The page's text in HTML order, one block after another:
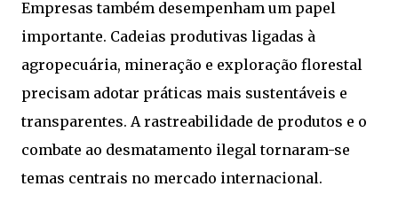
Empresas também desempenham um papel
importante. Cadeias produtivas ligadas à
agropecuária, mineração e exploração florestal
precisam adotar práticas mais sustentáveis e
transparentes. A rastreabilidade de produtos e o
combate ao desmatamento ilegal tornaram-se
temas centrais no mercado internacional.